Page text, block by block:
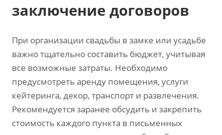
заключение договоров
При организации свадьбы в замке или усадьбе
важно тщательно составить бюджет‚ учитывая
все возможные затраты. Необходимо
предусмотреть аренду помещения‚ услуги
кейтеринга‚ декор‚ транспорт и развлечения.
Рекомендуется заранее обсудить и закрепить
стоимость каждого пункта в письменных